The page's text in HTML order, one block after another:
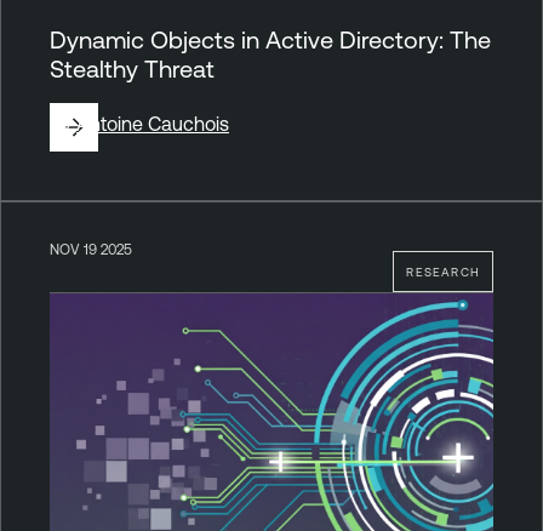
Dynamic Objects in Active Directory: The
Stealthy Threat
ByAntoine Cauchois
RESEARCH
NOV 19 2025